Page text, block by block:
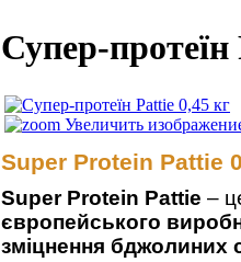
Супер-
Увеличить
Super Protein Pattie
Super Protein Pattie –
європейського
зміцнення бджолиних